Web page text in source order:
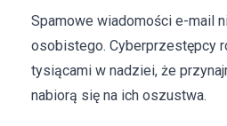
Spamowe wiadomości e-mail
osobistego. Cyberprzestępcy
tysiącami w nadziei, że
nabiorą się na ich oszustwa.